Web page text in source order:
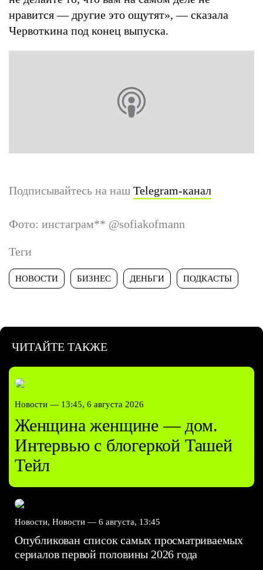
нравится — другие это ощутят», — сказала
Червоткина под конец выпуска.
Подписывайтесь на наш Telegram-канал
Фото: инстаграм** @sofiakofmann
Теги
НОВОСТИ БИЗНЕС ДЕНЬГИ ПОДКАСТЫ
ЧИТАЙТЕ ТАКЖЕ
Новости — 13:45, 6 августа 2026
Женщина женщине — дом.
Интервью с блогеркой Ташей
Тейл
Новости, Новости — 6 августа, 13:45
Опубликован список самых просматриваемых
сериалов первой половины 2026 года